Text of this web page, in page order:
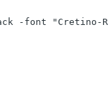
-font